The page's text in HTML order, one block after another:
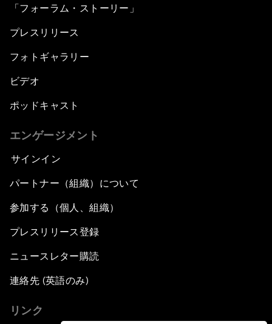
「フォーラム・ストーリー」
プレスリリース
フォトギャラリー
ビデオ
ポッドキャスト
エンゲージメント
サインイン
パートナー（組織）について
参加する（個人、組織）
プレスリリース登録
ニュースレター購読
連絡先 (英語のみ)
リンク